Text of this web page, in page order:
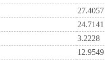
27.4057
24.7141
3.2228
12.9549